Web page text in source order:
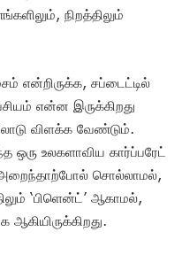
நிறத்திலும்
என்றிருக்க, சப்டைட்டில்
என்ன இருக்கிறது
விளக்க வேண்டும்.
ஒரு உலகளாவிய கார்ப்பரேட்
அறைந்தாற்போல் சொல்லாமல்,
‘பிளென்ட்’ ஆகாமல்,
ஆகியிருக்கிறது.